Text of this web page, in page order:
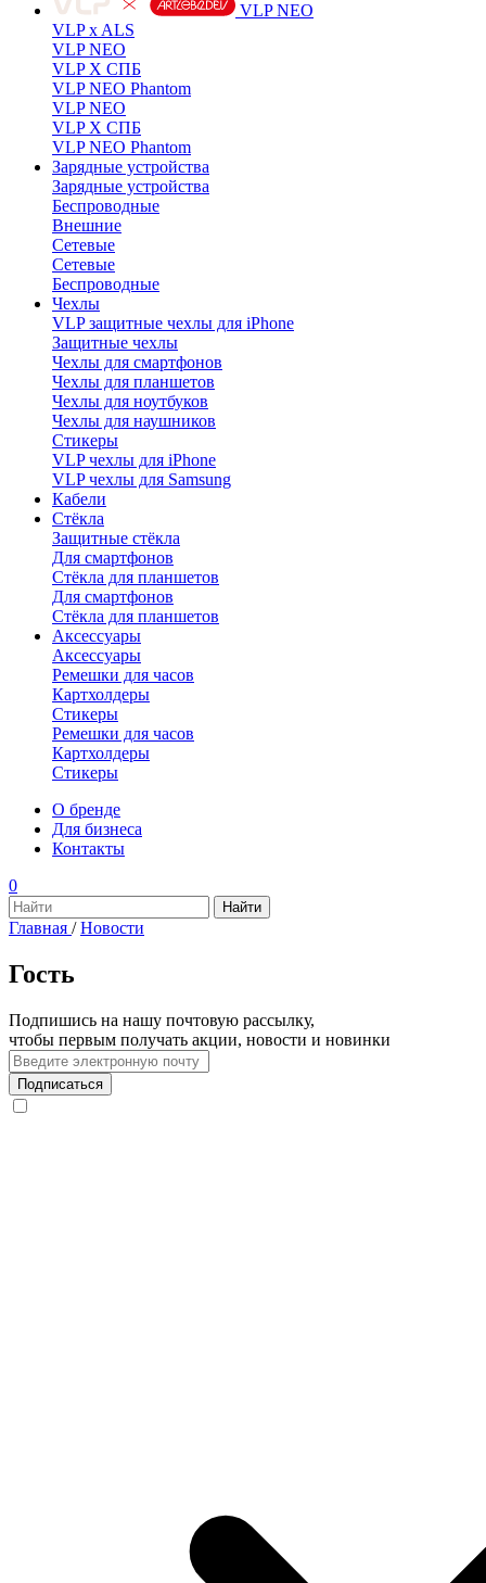
VLP NEO
VLP x ALS
VLP NEO
VLP X СПБ
VLP NEO Phantom
VLP NEO
VLP X СПБ
VLP NEO Phantom
Зарядные устройства
Зарядные устройства
Беспроводные
Внешние
Сетевые
Сетевые
Беспроводные
Чехлы
VLP защитные чехлы для iPhone
Защитные чехлы
Чехлы для смартфонов
Чехлы для планшетов
Чехлы для ноутбуков
Чехлы для наушников
Стикеры
VLP чехлы для iPhone
VLP чехлы для Samsung
Кабели
Стёкла
Защитные стёкла
Для смартфонов
Стёкла для планшетов
Для смартфонов
Стёкла для планшетов
Аксессуары
Аксессуары
Ремешки для часов
Картхолдеры
Стикеры
Ремешки для часов
Картхолдеры
Стикеры
О бренде
Для бизнеса
Контакты
0
Главная / Новости
Гость
Подпишись на нашу почтовую рассылку,
чтобы первым получать акции, новости и новинки
Подписаться